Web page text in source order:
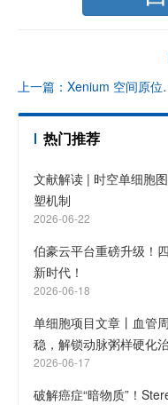
上一篇：Xenium
热门推荐
文献解读 | 时空单细胞
塑机制
2026-06-22
伯豪云平台重磅升级！
新时代！
2026-06-18
单细胞项目文章丨血管
稳，解锁动脉粥样硬化
2026-06-17
破解癌症“暗物质”！